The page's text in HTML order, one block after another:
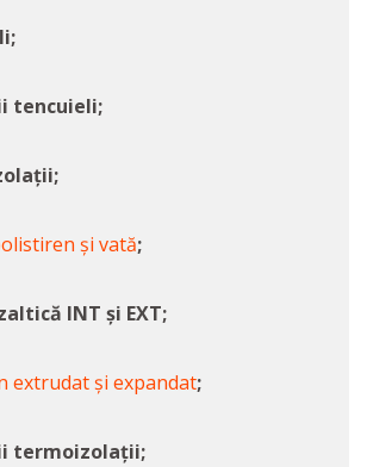
tencuieli;
și vată;
INT și EXT;
extrudat și expandat;
termoizolații;